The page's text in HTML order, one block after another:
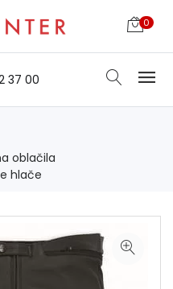
0
37 00
oblačila
hlače